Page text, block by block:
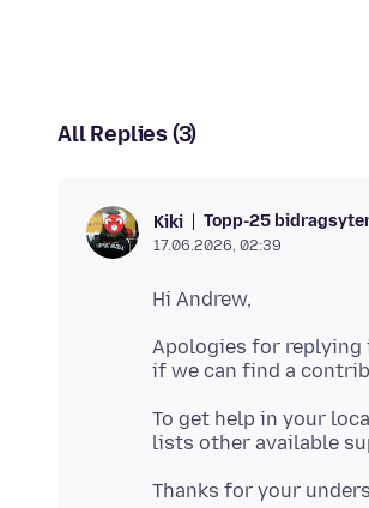
All Replies (3)
Kiki Topp-25
17.06.2026, 02:39
Apologies for replying
To get help in your